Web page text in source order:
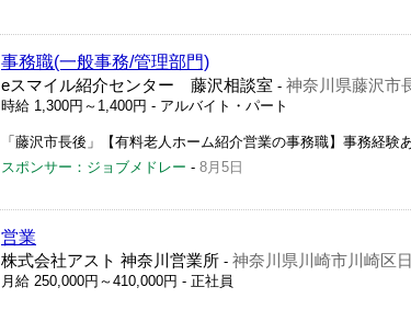
事務職(一般事務/管理部門)
eスマイル紹介センター 藤沢相談室 - 神奈川県藤沢市
時給 1,300円～1,400円 - アルバイト・パート
「藤沢市長後」【有料老人ホーム紹介営業の事務職】事務経験
スポンサー：ジョブメドレー - 8月5日
営業
株式会社アスト 神奈川営業所 - 神奈川県川崎市川崎区
月給 250,000円～410,000円 - 正社員